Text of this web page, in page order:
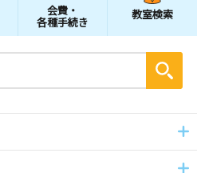
会費・
各種手続き
教室検索